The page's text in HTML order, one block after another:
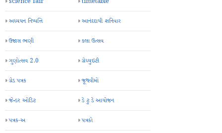
અધ્યયન નિષ્પત્તિ આનંદદાયી શનિવાર
ઉજાસ ભણી કલા ઉત્સવ
ગુણોત્સવ 2.0 ગ્રેચ્યુઇટી
ગ્રેડ પત્રક જૂથવીમો
જેન્ડર ઓડિટ ડે ટુ ડે આયોજન
પત્રક-અ પત્રકો